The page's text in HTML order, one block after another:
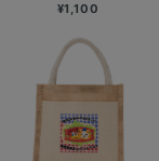
¥1,100